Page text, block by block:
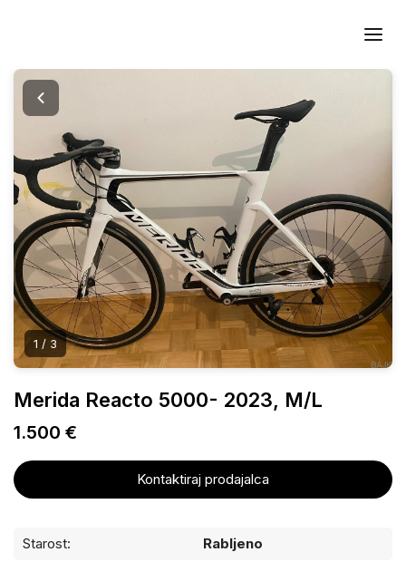
1 / 3
Merida Reacto 5000- 2023, M/L
1.500 €
Kontaktiraj prodajalca
Starost: Rabljeno